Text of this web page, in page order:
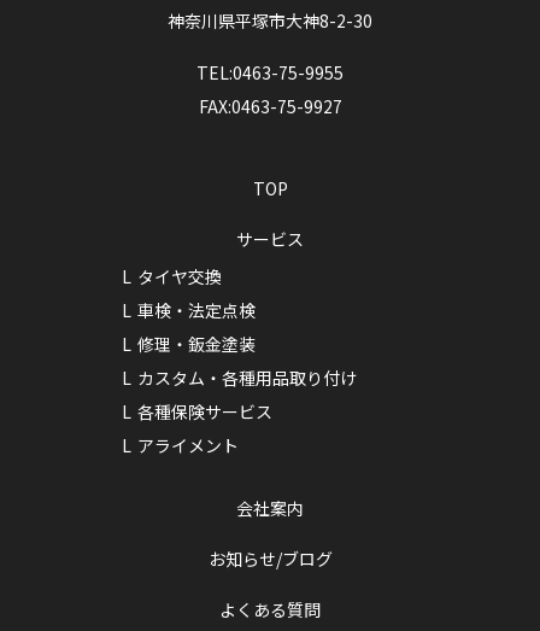
神奈川県平塚市大神8-2-30
TEL:0463-75-9955
FAX:0463-75-9927
TOP
サービス
タイヤ交換
車検・法定点検
修理・鈑金塗装
カスタム・各種用品取り付け
各種保険サービス
アライメント
会社案内
お知らせ/ブログ
よくある質問